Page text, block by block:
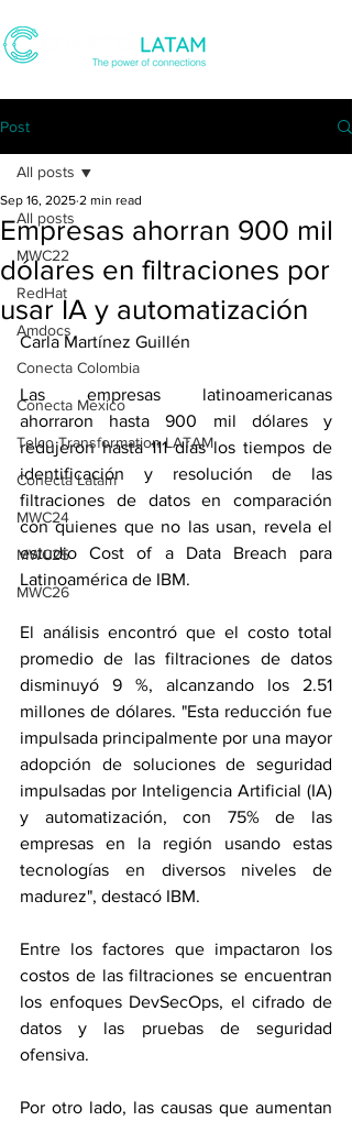
Post
All posts
MWC22
RedHat
Amdocs
Conecta Colombia
Conecta Mexico
Telco Transformation LATAM
Conecta Latam
MWC24
MWC25
MWC26
All posts
Empresas ahorran 900 mil
dólares en filtraciones por
usar IA y automatización
Sep 16, 2025 2 min read
Carla Martínez Guillén
Las empresas latinoamericanas
ahorraron hasta 900 mil dólares y
redujeron hasta 111 días los tiempos de
identificación y resolución de las
filtraciones de datos en comparación
con quienes que no las usan, revela el
estudio Cost of a Data Breach para
Latinoamérica de IBM.
El análisis encontró que el costo total
promedio de las filtraciones de datos
disminuyó 9 %, alcanzando los 2.51
millones de dólares. "Esta reducción fue
impulsada principalmente por una mayor
adopción de soluciones de seguridad
impulsadas por Inteligencia Artificial (IA)
y automatización, con 75% de las
empresas en la región usando estas
tecnologías en diversos niveles de
madurez", destacó IBM.
Entre los factores que impactaron los
costos de las filtraciones se encuentran
los enfoques DevSecOps, el cifrado de
datos y las pruebas de seguridad
ofensiva.
Por otro lado, las causas que aumentan